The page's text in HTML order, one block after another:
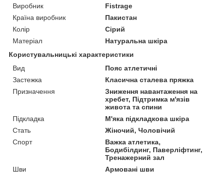
Виробник
Fistrage
Країна виробник
Пакистан
Колір
Сірий
Матеріал
Натуральна шкіра
Користувальницькі характеристики
Вид
Пояс атлетичні
Застежка
Класична сталева пряжка
Призначення
Зниження навантаження на
хребет, Підтримка м'язів
живота та спини
Підкладка
М'яка підкладкова шкіра
Стать
Жіночий, Чоловічий
Спорт
Важка атлетика,
Бодибілдинг, Паверліфтинг,
Тренажерний зал
Шви
Армовані шви